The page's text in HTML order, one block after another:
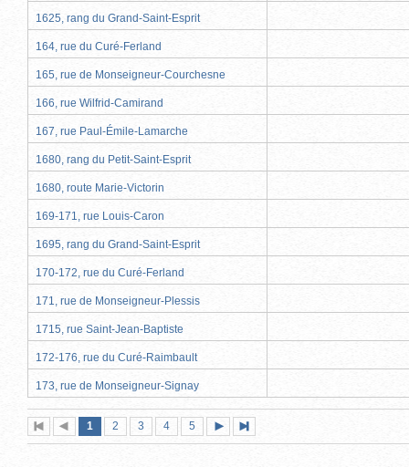
1625, rang du Grand-Saint-Esprit
164, rue du Curé-Ferland
165, rue de Monseigneur-Courchesne
166, rue Wilfrid-Camirand
167, rue Paul-Émile-Lamarche
1680, rang du Petit-Saint-Esprit
1680, route Marie-Victorin
169-171, rue Louis-Caron
1695, rang du Grand-Saint-Esprit
170-172, rue du Curé-Ferland
171, rue de Monseigneur-Plessis
1715, rue Saint-Jean-Baptiste
172-176, rue du Curé-Raimbault
173, rue de Monseigneur-Signay
Première
page
Page
précédente
Page
1 (page
actuelle)
Page
2 Page
3 Page
4 Page
5
suivante
page